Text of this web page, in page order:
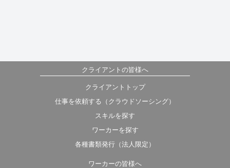
クライアントの皆様へ
クライアントトップ
仕事を依頼する（クラウドソーシング）
スキルを探す
ワーカーを探す
各種書類発行（法人限定）
ワーカーの皆様へ